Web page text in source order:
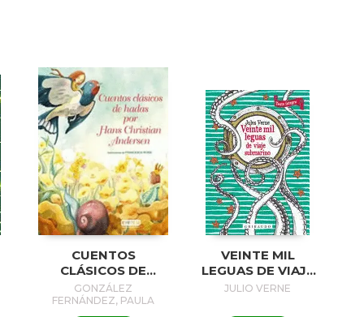
CUENTOS
CLÁSICOS DE
HANS CHRISTIAN
ANDERSEN
GONZÁLEZ
FERNÁNDEZ, PAULA
VEINTE MIL
LEGUAS DE VIAJE
SUBMARINO
JULIO VERNE